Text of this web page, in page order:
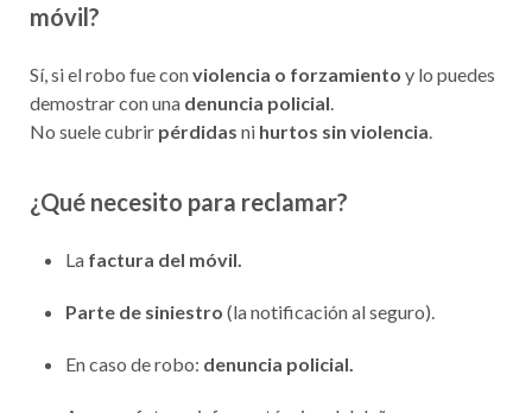
móvil?
Sí, si el robo fue conviolencia o forzamiento y lo puedes
demostrar con una denuncia policial.
No suele cubrir pérdidas ni hurtos sin violencia.
¿Qué necesito para reclamar?
La factura del móvil.
Parte de siniestro (la notificación al seguro).
En caso de robo: denuncia policial.